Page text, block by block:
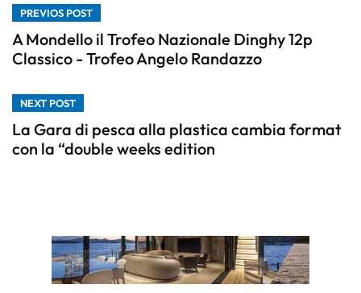
PREVIOS POST
A Mondello il Trofeo Nazionale Dinghy 12p
Classico - Trofeo Angelo Randazzo
NEXT POST
La Gara di pesca alla plastica cambia format
con la “double weeks edition